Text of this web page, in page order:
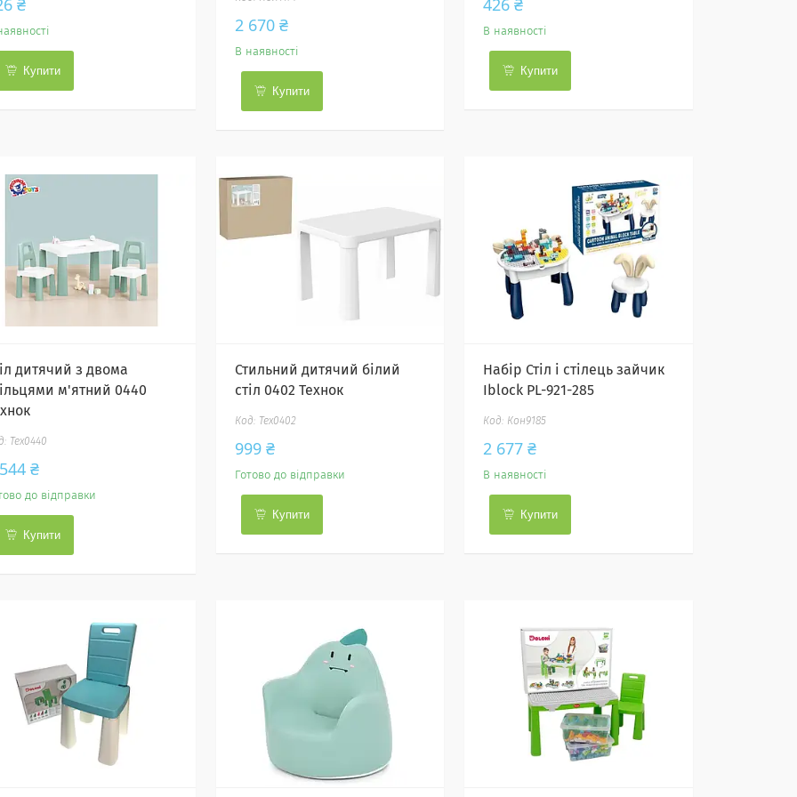
₴
Купити
2 670 ₴
В наявності
Купити
426 ₴
В наявності
Купити
дитячий з двома
м'ятний 0440
Тех0440
₴
до відправки
Купити
Стильний дитячий білий
стіл 0402 Технок
Тех0402
999 ₴
Готово до відправки
Купити
Набір Стіл і стілець зайчик
Iblock PL-921-285
Кон9185
2 677 ₴
В наявності
Купити